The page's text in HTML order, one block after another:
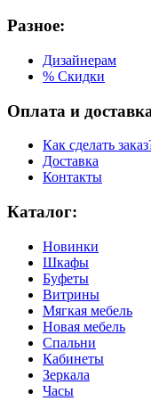
Разное:
Дизайнерам
% Скидки
Оплата и
Как сделать
Доставка
Контакты
Каталог:
Новинки
Шкафы
Буфеты
Витрины
Мягкая мебель
Новая мебель
Спальни
Кабинеты
Зеркала
Часы